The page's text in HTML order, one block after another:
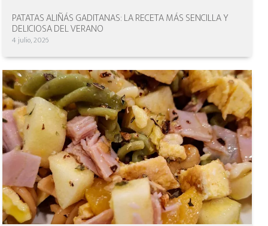
PATATAS ALIÑÁS GADITANAS: LA RECETA MÁS SENCILLA Y
DELICIOSA DEL VERANO
4 julio, 2026